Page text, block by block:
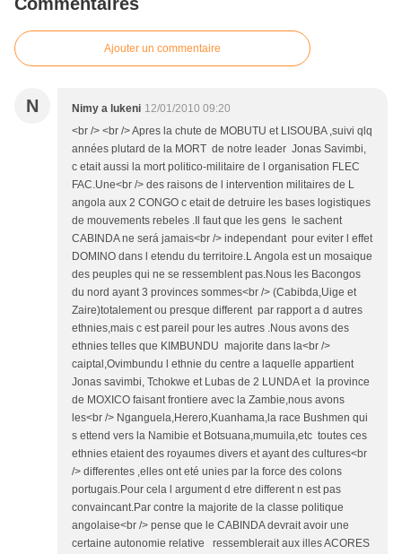
Ajouter un commentaire
N Nimy a lukeni 12/01/2010 09:20
<br /> <br /> Apres la chute de MOBUTU et LISOUBA ,suivi qlq
années plutard de la MORT de notre leader Jonas Savimbi,
c etait aussi la mort politico-militaire de l organisation FLEC
FAC.Une<br /> des raisons de l intervention militaires de L
angola aux 2 CONGO c etait de detruire les bases logistiques
de mouvements rebeles .Il faut que les gens le sachent
CABINDA ne será jamais<br /> independant pour eviter l effet
DOMINO dans l etendu du territoire.L Angola est un mosaique
des peuples qui ne se ressemblent pas.Nous les Bacongos
du nord ayant 3 provinces sommes<br /> (Cabibda,Uige et
Zaire)totalement ou presque different par rapport a d autres
ethnies,mais c est pareil pour les autres .Nous avons des
ethnies telles que KIMBUNDU majorite dans la<br />
caiptal,Ovimbundu l ethnie du centre a laquelle appartient
Jonas savimbi, Tchokwe et Lubas de 2 LUNDA et la province
de MOXICO faisant frontiere avec la Zambie,nous avons
les<br /> Nganguela,Herero,Kuanhama,la race Bushmen qui
s ettend vers la Namibie et Botsuana,mumuila,etc toutes ces
ethnies etaient des royaumes divers et ayant des cultures<br
/> differentes ,elles ont eté unies par la force des colons
portugais.Pour cela l argument d etre different n est pas
convaincant.Par contre la majorite de la classe politique
angolaise<br /> pense que le CABINDA devrait avoir une
certaine autonomie relative ressemblerait aux illes ACORES